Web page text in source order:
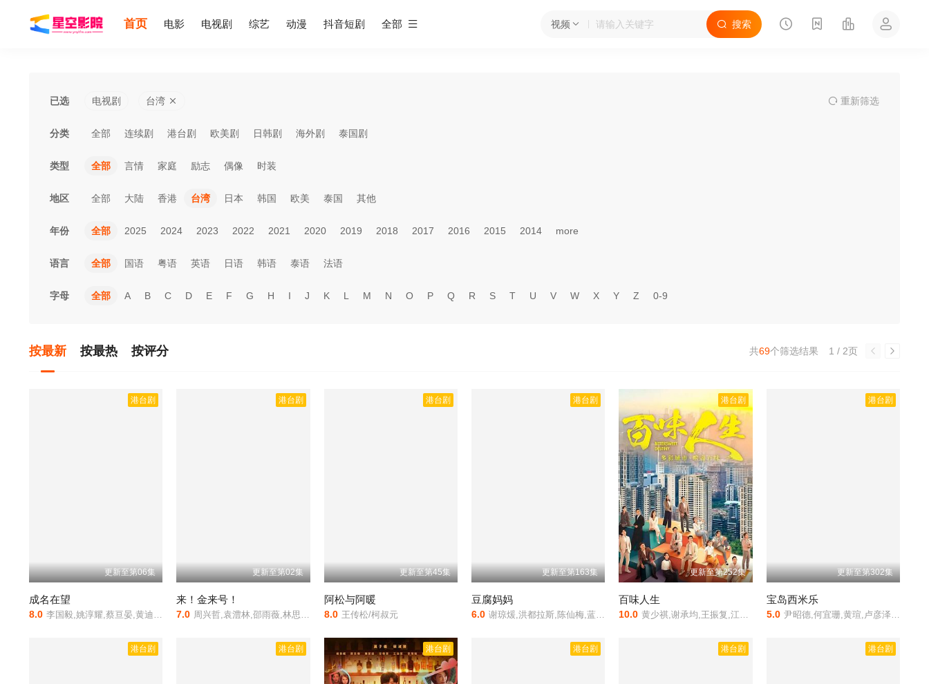
视频 搜索
首页 电影 电视剧 综艺 动漫 抖音短剧 全部
已选 电视剧 台湾 重新筛选
分类 全部 连续剧 港台剧 欧美剧 日韩剧 海外剧 泰国剧
类型 全部 言情 家庭 励志 偶像 时装
地区 全部 大陆 香港 台湾 日本 韩国 欧美 泰国 其他
年份 全部 2025 2024 2023 2022 2021 2020 2019 2018 2017 2016 2015 2014 more
语言 全部 国语 粤语 英语 日语 韩语 泰语 法语
字母 全部 A B C D E F G H I J K L M N O P Q R S T U V W X Y Z 0-9
按最新 按最热 按评分 1 / 2页
共69个筛选结果
港台剧
更新至第06集
成名在望
8.0 李国毅,姚淳耀,蔡亘晏,黄迪扬,黄采仪,龙天翔,乔瑟夫,吴言凜,黄惟,朱匀甄,段钧豪
港台剧
更新至第02集
来！金来号！
7.0 周兴哲,袁澧林,邵雨薇,林思宇,黄冠智,王识贤,林敬伦,吴思贤,叶子绮
港台剧
更新至第45集
阿松与阿暖
8.0 王传松/柯叔元
港台剧
更新至第163集
豆腐妈妈
6.0 谢琼煖,洪都拉斯,陈仙梅,蓝苇华,苏晏霈,曾智希,曾子益,陈志强,郭忠祐,李之勤,潘奕如,范瑞君,王耿豪,吴铃山,张倩,李运庆,罗子惟,宫美乐,王晴,于浩威,马国毕,张世贤,徐千京,黄子玲,黄靖雅,李佩怡,吴政澔,黄尚禾,吴皓升
港台剧
更新至第252集
百味人生
10.0 黄少祺,谢承均,王振复,江宏恩,陈珮骐,王乐妍,窦智孔,江国宾,岳虹,张琴,黄玉荣,德馨,星卉,刘晓忆,马幼兴,林佑星,陈小菁,苗真,林萱瑜,陈谦文‬,韩宜邦,李睿绅,邱子芯,游诗璟,周宜霈,赖郁庭,郭亚棠,刘书宏,陈素珍,刘汉强,王岳丰,黄圆元,王上豪,蔡力谦,王希华,安伯政 Charks
港台剧
更新至第302集
宝岛西米乐
5.0 尹昭德,何宜珊,黄瑄,卢彦泽,陈文山,王盈凯,黄婕菲,蔡祥,马国贤,孙绽,陈婉婷,王丁筑,璟宣,许瀞蔆,张雁名,颜邦智,曹景俊,陈玹宇,李緻,洪淇,刘汉强,张育绮,逸祥,亮曦,王芮希,李祐诚,卢尚恩,李铭叡,黄隽智,张景闳,游安顺,杨子仪
港台剧 港台剧 港台剧 港台剧 港台剧 港台剧